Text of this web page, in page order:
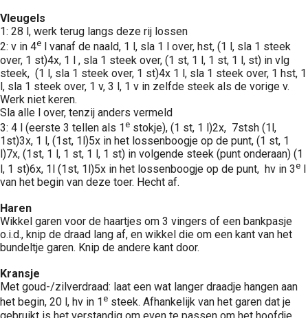
Vleugels
1: 28 l, werk terug langs deze rij lossen
2: v in 4e
l vanaf de naald, 1 l, sla 1 l over, hst, (1 l, sla 1 steek
over, 1 st)4x, 1 l , sla 1 steek over, (1 st, 1 l, 1 st, 1 l, st) in vlg
steek, (1 l, sla 1 steek over, 1 st)4x 1 l, sla 1 steek over, 1 hst, 1
l, sla 1 steek over, 1 v, 3 l, 1 v in zelfde steek als de vorige v.
Werk niet keren.
Sla alle l over, tenzij anders vermeld
3: 4 l (eerste 3 tellen als 1e stokje), (1 st, 1 l)2x, 7stsh (1l,
1st)3x, 1 l, (1st, 1l)5x in het lossenboogje op de punt, (1 st, 1
l)7x, (1st, 1 l, 1 st, 1 l, 1 st) in volgende steek (punt onderaan) (1
l, 1 st)6x, 1l (1st, 1l)5x in het lossenboogje op de punt, hv in 3e
van het begin van deze toer. Hecht af.
Haren
Wikkel garen voor de haartjes om 3 vingers of een bankpasje
o.i.d., knip de draad lang af, en wikkel die om een kant van het
bundeltje garen. Knip de andere kant door.
Kransje
Met goud-/zilverdraad: laat een wat langer draadje hangen aan
het begin, 20 l, hv in 1 e steek. Afhankelijk van het garen dat je
gebruikt is het verstandig om even te passen om het hoofdje